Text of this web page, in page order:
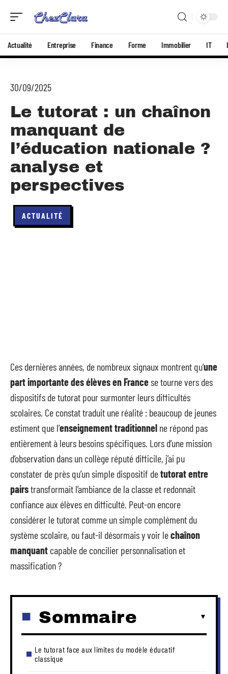
Actualité Entreprise Finance Forme Immobilier IT
30/09/2025
Le tutorat : un chaînon
manquant de
l’éducation nationale ?
analyse et
perspectives
ACTUALITÉ
Ces dernières années, de nombreux signaux montrent qu’une
part importante des élèves en Francese tourne vers des
dispositifs de tutorat pour surmonter leurs difficultés
scolaires. Ce constat traduit une réalité : beaucoup de jeunes
estiment que l’enseignement traditionnel ne répond pas
entièrement à leurs besoins spécifiques. Lors d’une mission
d’observation dans un collège réputé difficile, j’ai pu
constater de près qu’un simple dispositif detutorat entre
pairstransformait l’ambiance de la classe et redonnait
confiance aux élèves en difficulté. Peut-on encore
considérer le tutorat comme un simple complément du
système scolaire, ou faut-il désormais y voir lechaînon
manquant capable de concilier personnalisation et
massification ?
Sommaire
Le tutorat face aux limites du modèle éducatif
classique